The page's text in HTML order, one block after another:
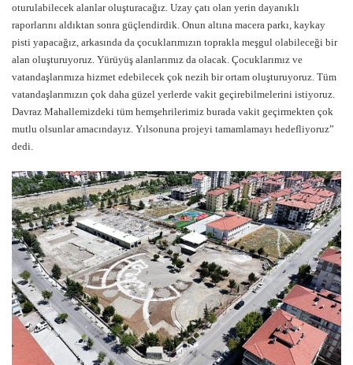
oturulabilecek alanlar oluşturacağız. Uzay çatı olan yerin dayanıklı
raporlarını aldıktan sonra güçlendirdik. Onun altına macera parkı, kaykay
pisti yapacağız, arkasında da çocuklarımızın toprakla meşgul olabileceği bir
alan oluşturuyoruz. Yürüyüş alanlarımız da olacak. Çocuklarımız ve
vatandaşlarımıza hizmet edebilecek çok nezih bir ortam oluşturuyoruz. Tüm
vatandaşlarımızın çok daha güzel yerlerde vakit geçirebilmelerini istiyoruz.
Davraz Mahallemizdeki tüm hemşehrilerimiz burada vakit geçirmekten çok
mutlu olsunlar amacındayız. Yılsonuna projeyi tamamlamayı hedefliyoruz”
dedi.